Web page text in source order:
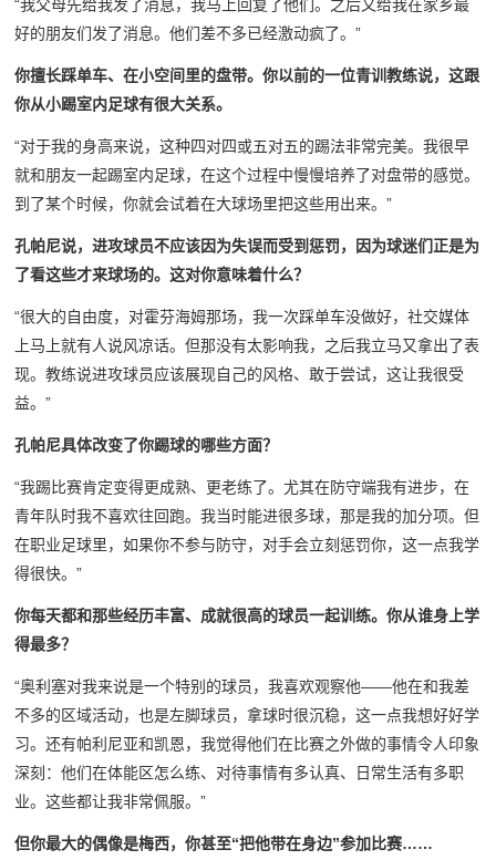
“我父母先给我发了消息，我马上回复了他们。之后又给我在家乡最
好的朋友们发了消息。他们差不多已经激动疯了。”
你擅长踩单车、在小空间里的盘带。你以前的一位青训教练说，这跟
你从小踢室内足球有很大关系。
“对于我的身高来说，这种四对四或五对五的踢法非常完美。我很早
就和朋友一起踢室内足球，在这个过程中慢慢培养了对盘带的感觉。
到了某个时候，你就会试着在大球场里把这些用出来。”
孔帕尼说，进攻球员不应该因为失误而受到惩罚，因为球迷们正是为
了看这些才来球场的。这对你意味着什么？
“很大的自由度，对霍芬海姆那场，我一次踩单车没做好，社交媒体
上马上就有人说风凉话。但那没有太影响我，之后我立马又拿出了表
现。教练说进攻球员应该展现自己的风格、敢于尝试，这让我很受
益。”
孔帕尼具体改变了你踢球的哪些方面？
“我踢比赛肯定变得更成熟、更老练了。尤其在防守端我有进步，在
青年队时我不喜欢往回跑。我当时能进很多球，那是我的加分项。但
在职业足球里，如果你不参与防守，对手会立刻惩罚你，这一点我学
得很快。”
你每天都和那些经历丰富、成就很高的球员一起训练。你从谁身上学
得最多？
“奥利塞对我来说是一个特别的球员，我喜欢观察他——他在和我差
不多的区域活动，也是左脚球员，拿球时很沉稳，这一点我想好好学
习。还有帕利尼亚和凯恩，我觉得他们在比赛之外做的事情令人印象
深刻：他们在体能区怎么练、对待事情有多认真、日常生活有多职
业。这些都让我非常佩服。”
但你最大的偶像是梅西，你甚至“把他带在身边”参加比赛……